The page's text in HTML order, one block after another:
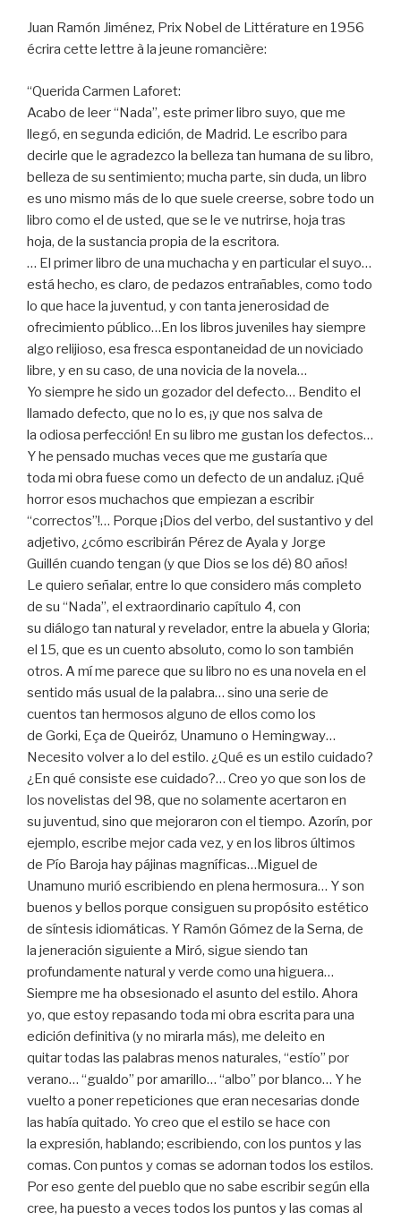
Juan Ramón Jiménez, Prix Nobel de Littérature en 1956
écrira cette lettre à la jeune romancière:
“Querida Carmen Laforet:
Acabo de leer “Nada”, este primer libro suyo, que me
llegó, en segunda edición, de Madrid. Le escribo para
decirle que le agradezco la belleza tan humana de su libro,
belleza de su sentimiento; mucha parte, sin duda, un libro
es uno mismo más de lo que suele creerse, sobre todo un
libro como el de usted, que se le ve nutrirse, hoja tras
hoja, de la sustancia propia de la escritora.
… El primer libro de una muchacha y en particular el suyo…
está hecho, es claro, de pedazos entrañables, como todo
lo que hace la juventud, y con tanta jenerosidad de
ofrecimiento público…En los libros juveniles hay siempre
algo relijioso, esa fresca espontaneidad de un noviciado
libre, y en su caso, de una novicia de la novela…
Yo siempre he sido un gozador del defecto… Bendito el
llamado defecto, que no lo es, ¡y que nos salva de
la odiosa perfección! En su libro me gustan los defectos…
Y he pensado muchas veces que me gustaría que
toda mi obra fuese como un defecto de un andaluz. ¡Qué
horror esos muchachos que empiezan a escribir
“correctos”!… Porque ¡Dios del verbo, del sustantivo y del
adjetivo, ¿cómo escribirán Pérez de Ayala y Jorge
Guillén cuando tengan (y que Dios se los dé) 80 años!
Le quiero señalar, entre lo que considero más completo
de su “Nada”, el extraordinario capítulo 4, con
su diálogo tan natural y revelador, entre la abuela y Gloria;
el 15, que es un cuento absoluto, como lo son también
otros. A mí me parece que su libro no es una novela en el
sentido más usual de la palabra… sino una serie de
cuentos tan hermosos alguno de ellos como los
de Gorki, Eça de Queiróz, Unamuno o Hemingway…
Necesito volver a lo del estilo. ¿Qué es un estilo cuidado?
¿En qué consiste ese cuidado?… Creo yo que son los de
los novelistas del 98, que no solamente acertaron en
su juventud, sino que mejoraron con el tiempo. Azorín, por
ejemplo, escribe mejor cada vez, y en los libros últimos
de Pío Baroja hay pájinas magníficas…Miguel de
Unamuno murió escribiendo en plena hermosura… Y son
buenos y bellos porque consiguen su propósito estético
de síntesis idiomáticas. Y Ramón Gómez de la Serna, de
la jeneración siguiente a Miró, sigue siendo tan
profundamente natural y verde como una higuera…
Siempre me ha obsesionado el asunto del estilo. Ahora
yo, que estoy repasando toda mi obra escrita para una
edición definitiva (y no mirarla más), me deleito en
quitar todas las palabras menos naturales, “estío” por
verano… “gualdo” por amarillo… “albo” por blanco… Y he
vuelto a poner repeticiones que eran necesarias donde
las había quitado. Yo creo que el estilo se hace con
la expresión, hablando; escribiendo, con los puntos y las
comas. Con puntos y comas se adornan todos los estilos.
Por eso gente del pueblo que no sabe escribir según ella
cree, ha puesto a veces todos los puntos y las comas al